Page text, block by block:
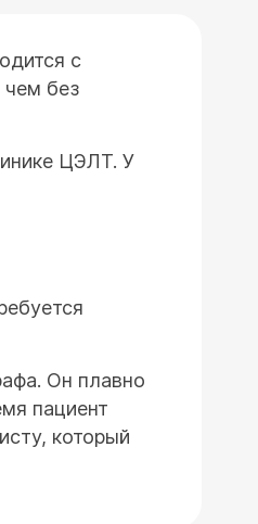
с
чем без
ЦЭЛТ. У
Он плавно
пациент
который